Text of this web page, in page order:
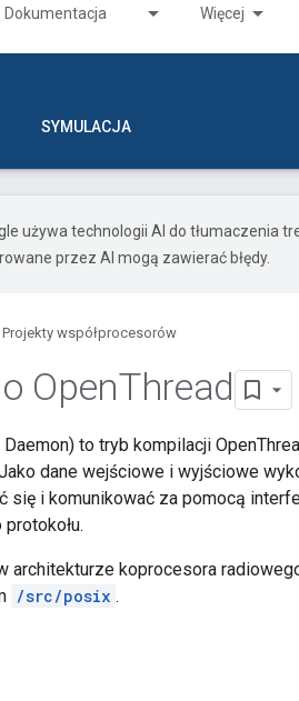
Dokumentacja Więcej
SYMULACJA
używa technologii AI do tłumaczenia
przez AI mogą zawierać błędy.
Projekty współprocesorów
OpenThread
to tryb kompilacji
Jako dane wejściowe i wyjściowe
się i komunikować za pomocą
architekturze koprocesora
/src/posix .